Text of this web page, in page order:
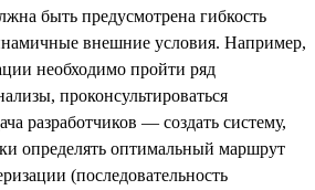
быть предусмотрена гибкость
внешние условия. Например,
необходимо пройти ряд
проконсультироваться
разработчиков — создать систему,
определять оптимальный маршрут
(последовательность